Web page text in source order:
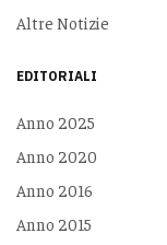
Altre Notizie
EDITORIALI
Anno 2025
Anno 2020
Anno 2016
Anno 2015